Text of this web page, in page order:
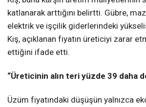
katlanarak arttığını belirtti. Gübre,
elektrik ve işçilik giderlerindeki
Kış, açıklanan fiyatın üreticiyi zarar
ettiğini ifade etti.
“Üreticinin alın teri yüzde 39 daha
Üzüm fiyatındaki düşüşün yalnızca